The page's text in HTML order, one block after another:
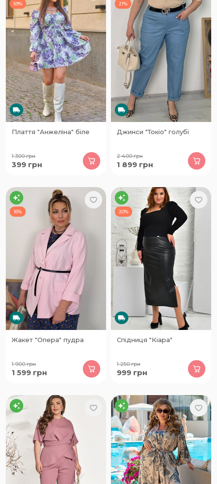
69%
Плаття "Анжеліна" біле
1 300грн
399 грн
21%
Джинси "Токіо" голубі
2 400грн
1 899 грн
16%
Жакет "Опера" пудра
1 900грн
1 599 грн
20%
Спідниця "Кіара"
1 250грн
999 грн